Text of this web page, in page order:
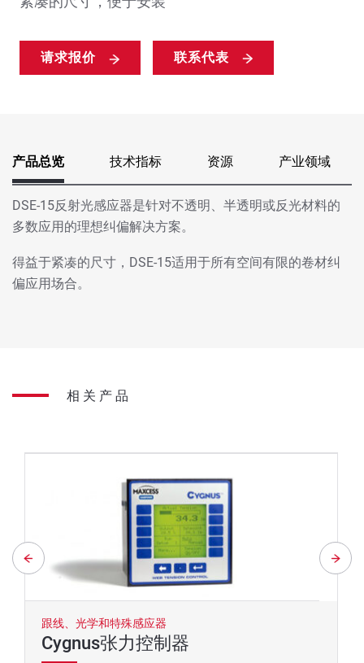
请求报价 联系代表
产品总览 技术指标 资源 产业领域
DSE-15反射光感应器是针对不透明、半透明或反光材料的
多数应用的理想纠偏解决方案。
得益于紧凑的尺寸，DSE-15适用于所有空间有限的卷材纠
偏应用场合。
相关产品
跟线、光学和特殊感应器
Cygnus张力控制器